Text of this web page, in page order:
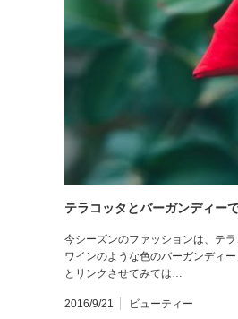
テラコッタとバーガンディー
今シーズンのファッションは、テ
ワインのような色のバーガンディ
とリンクさせてみては…
2016/9/21 ビューティー